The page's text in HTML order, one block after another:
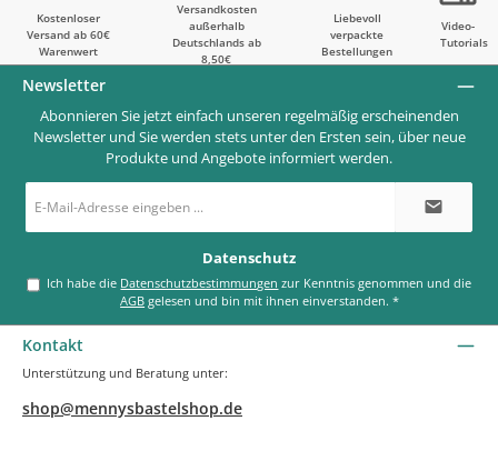
Kostenloser
Versand ab 60€
Warenwert
Versandkosten
außerhalb
Deutschlands ab
8,50€
Liebevoll
verpackte
Bestellungen
Video-
Tutorials
Newsletter
Abonnieren Sie jetzt einfach unseren regelmäßig erscheinenden
Newsletter und Sie werden stets unter den Ersten sein, über neue
Produkte und Angebote informiert werden.
Mail-
*
Datenschutz
Ich habe die Datenschutzbestimmungen
AGB gelesen und bin mit ihnen einverstanden.*
Kontakt
Unterstützung und Beratung unter:
shop@mennysbastelshop.de